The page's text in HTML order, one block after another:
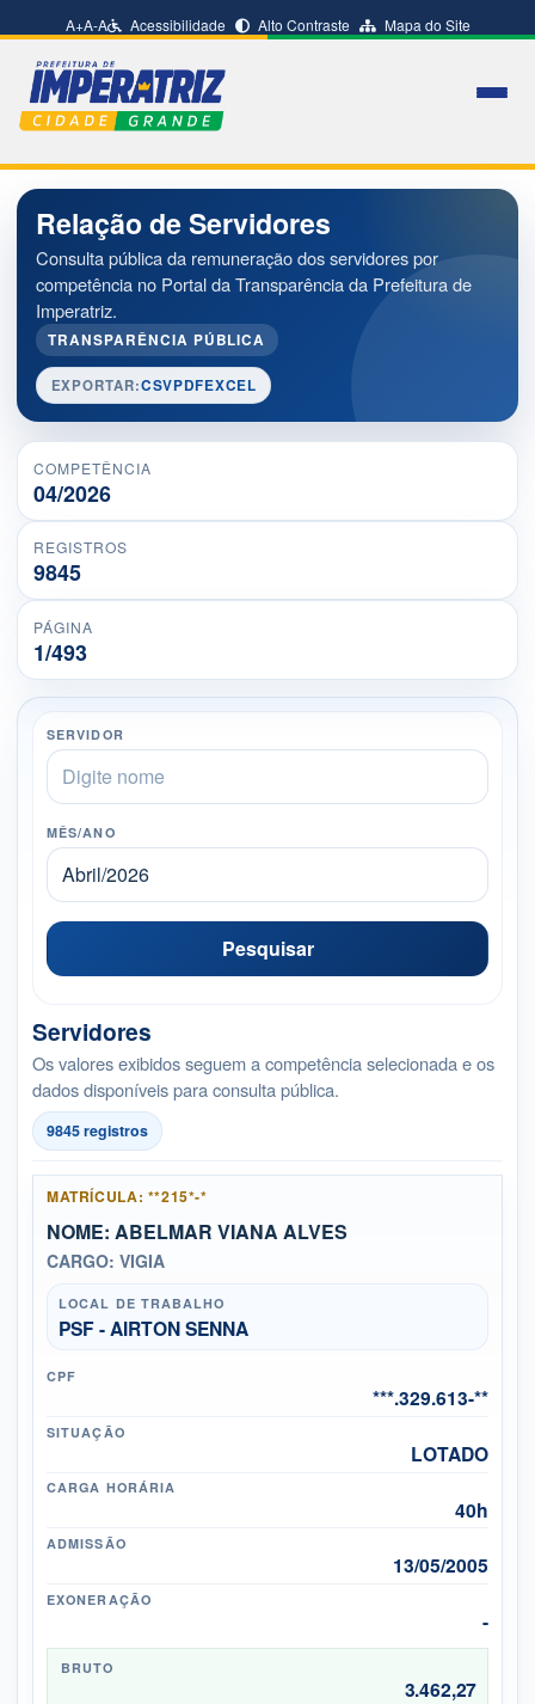
A+A-A Acessibilidade Alto Contraste Mapa do Site
Relação de Servidores
Consulta pública da remuneração dos servidores por
competência no Portal da Transparência da Prefeitura de
Imperatriz.
TRANSPARÊNCIA PÚBLICA
EXPORTAR:CSVPDFEXCEL
COMPETÊNCIA
04/2026
REGISTROS
9845
PÁGINA
1/493
SERVIDOR
MÊS/ANO
Pesquisar
Servidores
Os valores exibidos seguem a competência selecionada e os
dados disponíveis para consulta pública.
9845 registros
MATRÍCULA: **215*-*
NOME: ABELMAR VIANA ALVES
CARGO: VIGIA
LOCAL DE TRABALHO
PSF - AIRTON SENNA
CPF
***.329.613-**
SITUAÇÃO
LOTADO
CARGA HORÁRIA
40h
ADMISSÃO
13/05/2005
EXONERAÇÃO
-
BRUTO
3.462,27